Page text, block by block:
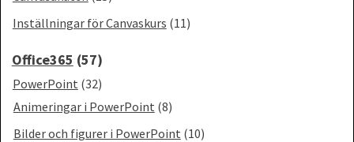
Inställningar för Canvaskurs (11)
Office365 (57)
PowerPoint (32)
Animeringar i PowerPoint (8)
Bilder och figurer i PowerPoint (10)